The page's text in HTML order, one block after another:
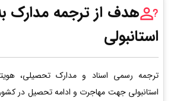
هدف از ترجمه مدارک
استانبولی
ترجمه رسمی اسناد و مدارک تحصیلی،
استانبولی جهت مهاجرت و ادامه تحصیل در